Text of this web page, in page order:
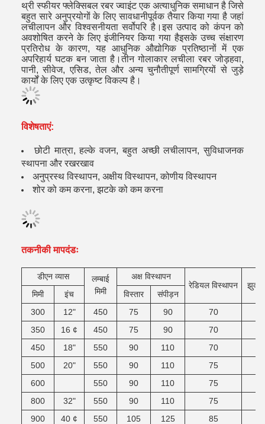
थ्री स्फीयर फ्लेक्सिबल रबर ज्वाइंट एक अत्याधुनिक समाधान है जिसे
बहुत सारे अनुप्रयोगों के लिए सावधानीपूर्वक तैयार किया गया है जहां
लचीलापन और विश्वसनीयता सर्वोपरि है।इस उत्पाद को कंपन को
अवशोषित करने के लिए इंजीनियर किया गया हैइसके उच्च संक्षारण
प्रतिरोध के कारण, यह आधुनिक औद्योगिक प्रतिष्ठानों में एक
अपरिहार्य घटक बन जाता है।तीन गोलाकार लचीला रबर जोड़हवा,
पानी, सीवेज, एसिड, तेल और अन्य चुनौतीपूर्ण सामग्रियों से जुड़े
कार्यों के लिए एक उत्कृष्ट विकल्प है।
विशेषताएं:
छोटी मात्रा, हल्के वजन, बहुत अच्छी लचीलापन, सुविधाजनक
स्थापना और रखरखाव
अनुप्रस्थ विस्थापन, अक्षीय विस्थापन, कोणीय विस्थापन
शोर को कम करना, झटके को कम करना
तकनीकी मापदंडः
डीएन व्यास
लम्बाई
मिमी
अक्ष विस्थापन
रेडियल विस्थापन
झुकना
मिमी
इंच विस्तार
संपीड़न
300
12" 450 75 90 70
350
16 ¢ 450 75 90 70
450
18" 550 90 110 70
500
20" 550 90 110 75
600
550 90 110 75
800
32" 550 90 110 75
900
40 ¢ 550 105 125 85